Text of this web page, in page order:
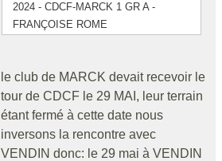
2024 - CDCF-MARCK 1 GR A -
FRANÇOISE ROME
le club de MARCK devait recevoir le
tour de CDCF le 29 MAI, leur terrain
étant fermé à cette date nous
inversons la rencontre avec
VENDIN donc: le 29 mai à VENDIN